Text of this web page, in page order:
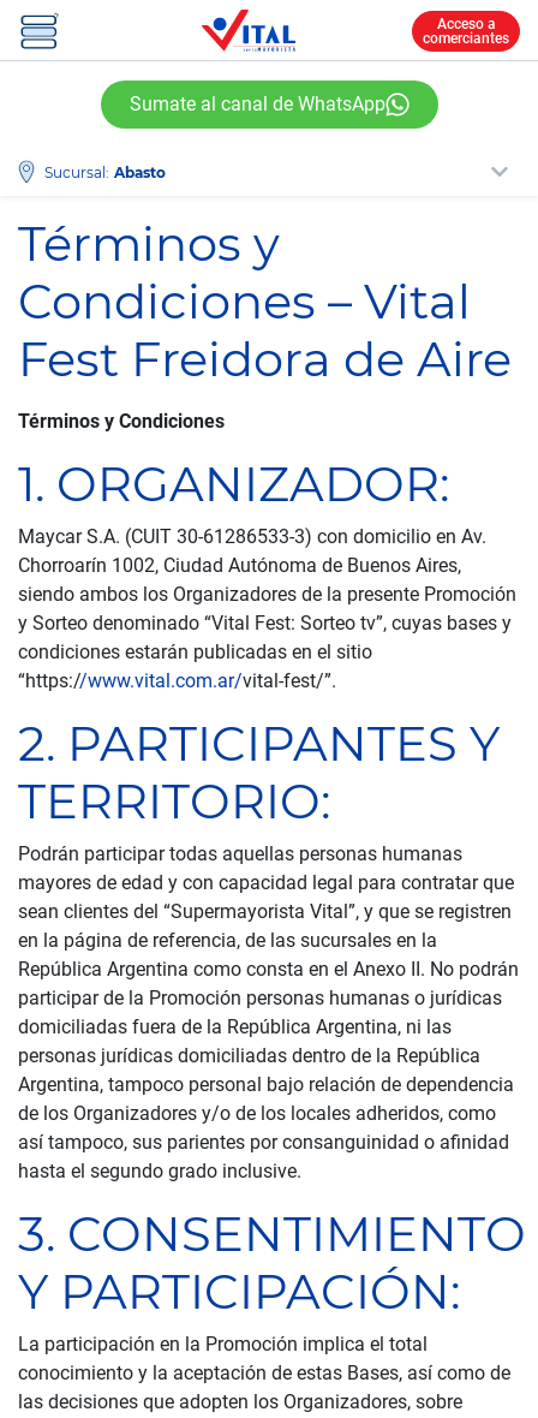
Acceso a
comerciantes
Sumate al canal de WhatsApp
Sucursal:
Términos y
Condiciones – Vital
Fest Freidora de Aire
Términos y Condiciones
1. ORGANIZADOR:
Maycar S.A. (CUIT 30-61286533-3) con domicilio en Av.
Chorroarín 1002, Ciudad Autónoma de Buenos Aires,
siendo ambos los Organizadores de la presente Promoción
y Sorteo denominado “Vital Fest: Sorteo tv”, cuyas bases y
condiciones estarán publicadas en el sitio
“https://www.vital.com.ar/vital-fest/”.
2. PARTICIPANTES Y
TERRITORIO:
Podrán participar todas aquellas personas humanas
mayores de edad y con capacidad legal para contratar que
sean clientes del “Supermayorista Vital”, y que se registren
en la página de referencia, de las sucursales en la
República Argentina como consta en el Anexo II. No podrán
participar de la Promoción personas humanas o jurídicas
domiciliadas fuera de la República Argentina, ni las
personas jurídicas domiciliadas dentro de la República
Argentina, tampoco personal bajo relación de dependencia
de los Organizadores y/o de los locales adheridos, como
así tampoco, sus parientes por consanguinidad o afinidad
hasta el segundo grado inclusive.
3. CONSENTIMIENTO
Y PARTICIPACIÓN:
La participación en la Promoción implica el total
conocimiento y la aceptación de estas Bases, así como de
las decisiones que adopten los Organizadores, sobre